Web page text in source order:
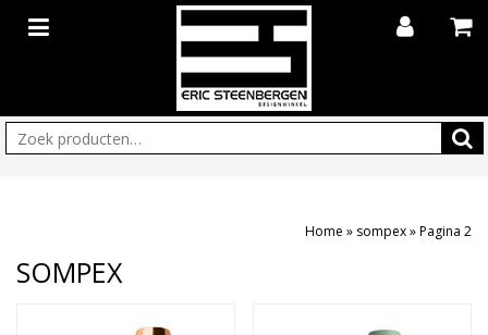
Zoeken:
Home » sompex»Pagina 2
SOMPEX